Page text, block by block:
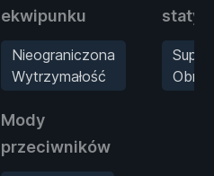
ekwipunku
Nieograniczona
Wytrzymałość
Mody
przeciwników
Super